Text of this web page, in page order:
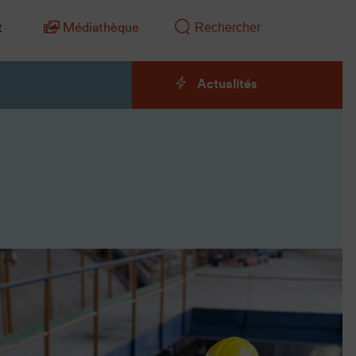
Médiathèque
Actualités